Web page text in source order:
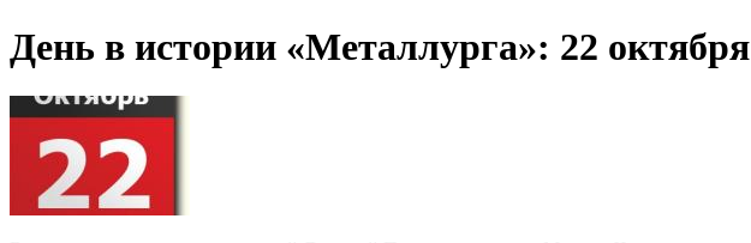
День в истории «Металлурга»: 22 октября